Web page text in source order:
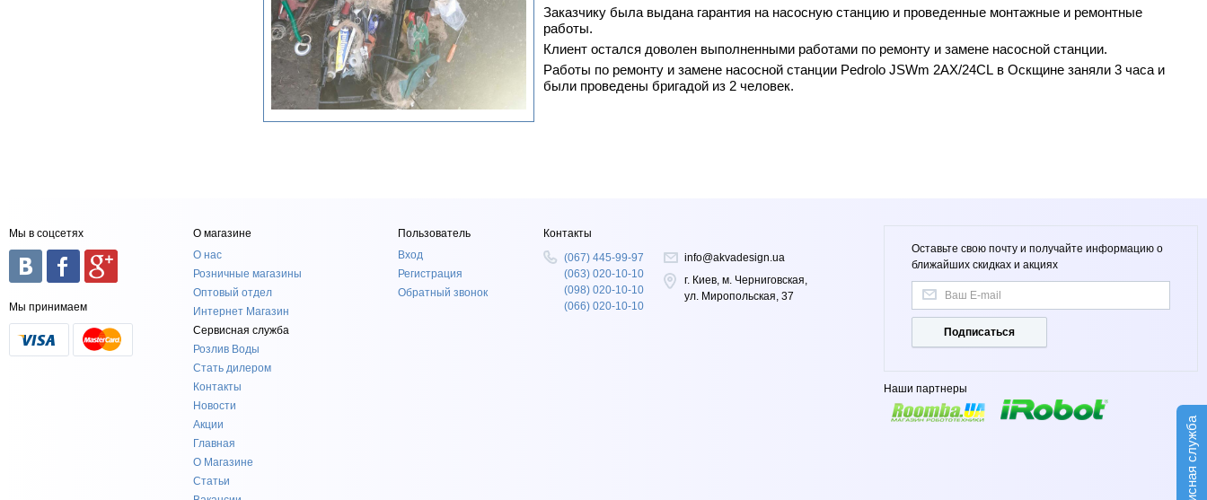
Сервисная служба
Заказчику была выдана гарантия на насосную станцию и проведенные монтажные и ремонтные
работы.
Клиент остался доволен выполненными работами по ремонту и замене насосной станции.
Работы по ремонту и замене насосной станции Pedrolo JSWm 2AX/24CLв Оскщине заняли 3 часа и
были проведены бригадой из 2 человек.
Мы в соцсетях
Мы принимаем
О магазине
О нас
Розничные магазины
Оптовый отдел
Интернет Магазин
Сервисная служба
Розлив Воды
Стать дилером
Контакты
Новости
Акции
Главная
О Магазине
Статьи
Пользователь
Вход
Регистрация
Обратный звонок
Контакты
(067) 445-99-97
(063) 020-10-10
(098) 020-10-10
(066) 020-10-10
info@akvadesign.ua
г. Киев, м. Черниговская,
ул. Миропольская, 37
Оставьте свою почту и получайте информацию о
ближайших скидках и акциях
Подписаться
Наши партнеры